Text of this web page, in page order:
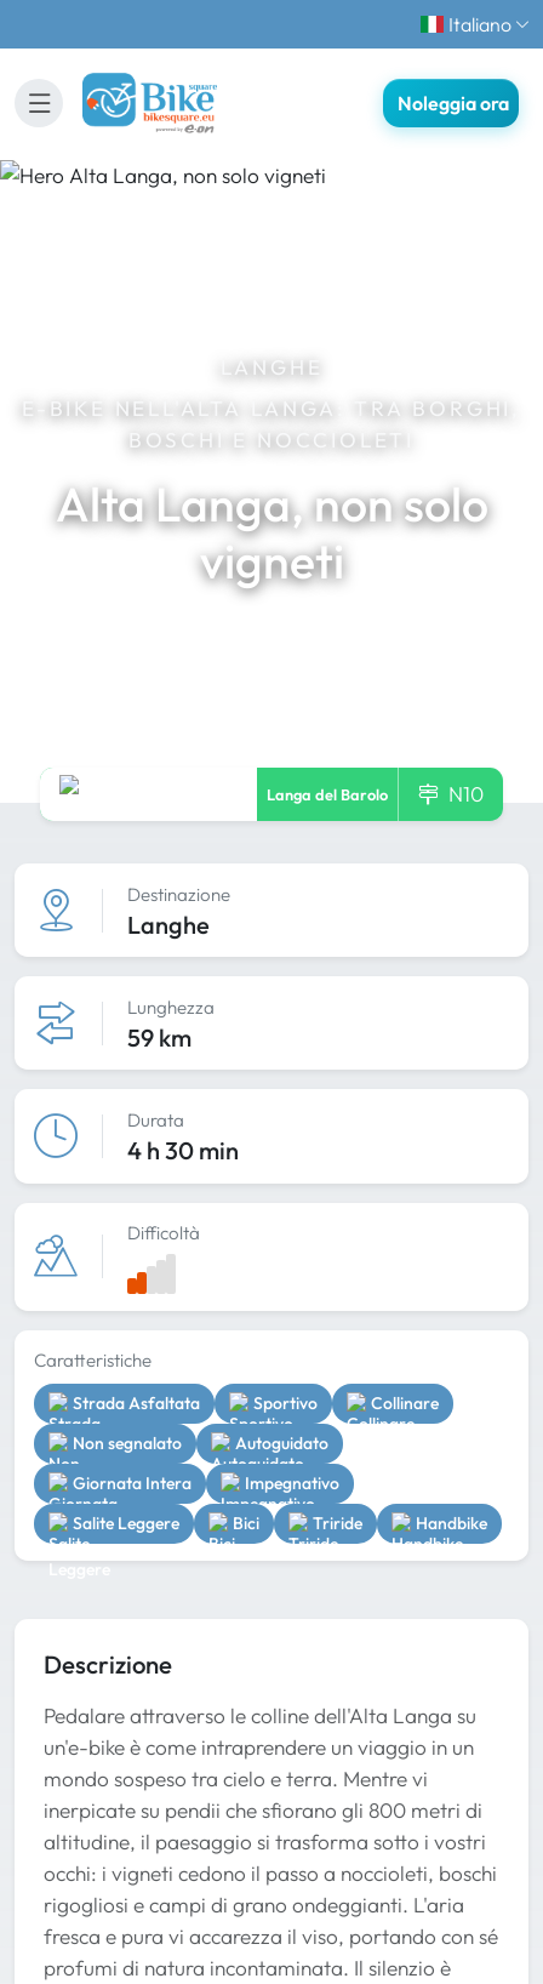
Italiano
Noleggia ora
LANGHE
E-BIKE NELL'ALTA LANGA: TRA BORGHI,
BOSCHI E NOCCIOLETI
Alta Langa, non solo
vigneti
Langa del Barolo N10
Destinazione
Langhe
Lunghezza
59 km
Durata
4 h 30 min
Difficoltà
Caratteristiche
Strada Asfaltata Sportivo
Collinare
Non segnalato
Autoguidato
Giornata Intera
Impegnativo
Salite Leggere
Bici Triride Handbike
Descrizione
Pedalare attraverso le colline dell'Alta Langa su
un'e-bike è come intraprendere un viaggio in un
mondo sospeso tra cielo e terra. Mentre vi
inerpicate su pendii che sfiorano gli 800 metri di
altitudine, il paesaggio si trasforma sotto i vostri
occhi: i vigneti cedono il passo a noccioleti, boschi
rigogliosi e campi di grano ondeggianti. L'aria
fresca e pura vi accarezza il viso, portando con sé
profumi di natura incontaminata. Il silenzio è